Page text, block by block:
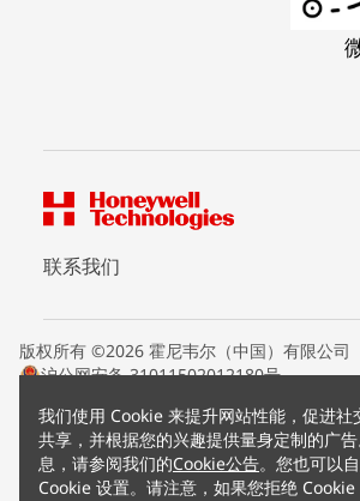
我们使用 Cookie 来提升网站性能，促进社
共享，并根据您的兴趣提供量身定制的广
息，请参阅我们的Cookie公告。您也可以
Cookie 设置。请注意，如果您拒绝
联系我们
版权所有 ©2026 霍尼韦尔（中国）有限公司
沪公网安备 31011502012180号
条款条约
隐私声明
您的隐私选项
霍尼韦尔科技Cookie通知